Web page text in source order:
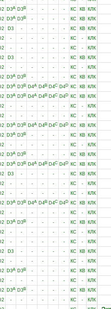
D3A D3B - - - - КС КВ КЛК
D3A D3B - - - - КС КВ КЛК
D3 - - - - - КС КВ КЛК
- - - - - - КС - КЛК
- - - - - - КС -
КЛК
D3 - - - - - КС КВ КЛК
- - - - - - КС - КЛК
D3A D3B - - - - КС КВ КЛК
D3A D3B D4A D4B D4C D4D КС КВ КЛК
D3A D3B D4A D4B D4C D4D КС КВ КЛК
- - - - - - КС - КЛК
- - - - - - КС - КЛК
D3A D3B D4A D4B D4C D4D КС КВ КЛК
D3A D3B - - - - КС КВ КЛК
- - - - - - КС - КЛК
D3A D3B - - - - КС КВ КЛК
D3A D3B D4A D4B D4C D4D КС КВ КЛК
D3 - - - - - КС КВ КЛК
- - - - - - КС - КЛК
- - - - - - КС - КЛК
D3A D3B D4A D4B D4C D4D КС КВ
КЛК
- - - - - - КС - КЛК
D3A D3B - - - - КС КВ КЛК
- - - - - - КС - КЛК
- - - - - - КС - КЛК
D3 - - - - - КС КВ КЛК
- - - - - - КС -
КЛК
D3A D3B - - - - КС КВ КЛК
- - - - - - КС - КЛК
D3A D3B - - - - КС КВ КЛК
- - - - - - КС - КЛК